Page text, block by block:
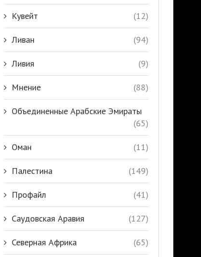
Кувейт (12)
Ливан (94)
Ливия (9)
Мнение (88)
Объединенные Арабские Эмираты
(65)
Оман (11)
Палестина (149)
Профайл (41)
Саудовская Аравия (127)
Северная Африка (65)